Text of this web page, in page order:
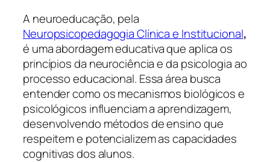
A neuroeducação, pela
Neuropsicopedagogia Clínica e Institucional,
é uma abordagem educativa que aplica os
princípios da neurociência e da psicologia ao
processo educacional. Essa área busca
entender como os mecanismos biológicos e
psicológicos influenciam a aprendizagem,
desenvolvendo métodos de ensino que
respeitem e potencializem as capacidades
cognitivas dos alunos.